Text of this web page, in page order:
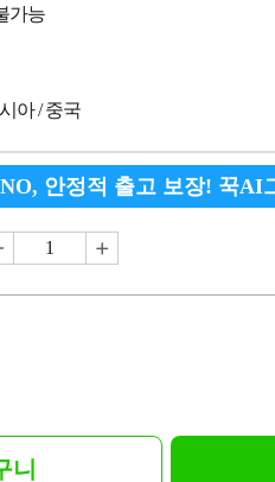
가능
아 / 중국
안정적 출고 보장! 꾹AI
니